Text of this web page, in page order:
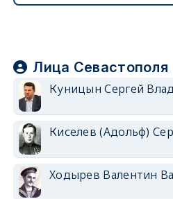
Лица Севастополя
Куницын Сергей
Киселев (Адольф)
Ходырев Валентин